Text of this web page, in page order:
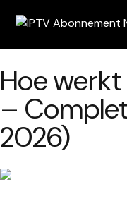
Hoe
–
2026)